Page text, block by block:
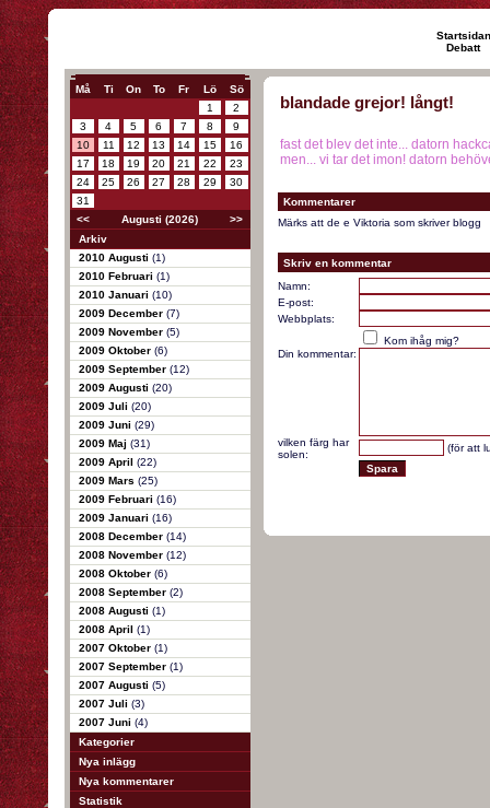
Startsidan
Debatt
Må Ti On To Fr Lö
Sö
1
2
3
4 5 6 7 8
9
10
11 12 13 14 15
16
17
18 19 20 21 22
23
24
25 26 27 28 29
30
31
<<
Augusti (2026)
>>
Arkiv
2010 Augusti (1)
2010 Februari (1)
2010 Januari (10)
2009 December (7)
2009 November (5)
2009 Oktober (6)
2009 September (12)
2009 Augusti (20)
2009 Juli (20)
2009 Juni (29)
2009 Maj (31)
2009 April (22)
2009 Mars (25)
2009 Februari (16)
2009 Januari (16)
2008 December (14)
2008 November (12)
2008 Oktober (6)
2008 September (2)
2008 Augusti (1)
2008 April (1)
2007 Oktober (1)
2007 September (1)
2007 Augusti (5)
2007 Juli (3)
2007 Juni (4)
Kategorier
Nya inlägg
Nya kommentarer
Statistik
blandade grejor! långt!
fast det blev det inte... datorn
men... vi tar det imon! datorn
Kommentarer
Märks att de e Viktoria som skriver blogg
Skriv en kommentar
Namn:
E-post:
Webbplats:
Kom ihåg mig?
Din kommentar:
vilken färg har
solen:
(för att